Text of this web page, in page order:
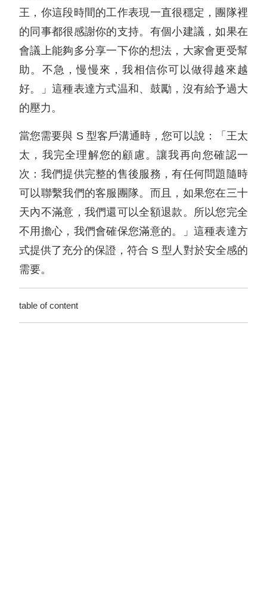
王，你這段時間的工作表現一直很穩定，團隊裡
的同事都很感謝你的支持。有個小建議，如果在
會議上能夠多分享一下你的想法，大家會更受幫
助。不急，慢慢來，我相信你可以做得越來越
好。」這種表達方式温和、鼓勵，沒有給予過大
的壓力。
當您需要與 S 型客戶溝通時，您可以說：「王太
太，我完全理解您的顧慮。讓我再向您確認一
次：我們提供完整的售後服務，有任何問題隨時
可以聯繫我們的客服團隊。而且，如果您在三十
天內不滿意，我們還可以全額退款。所以您完全
不用擔心，我們會確保您滿意的。」這種表達方
式提供了充分的保證，符合 S 型人對於安全感的
需要。
table of content